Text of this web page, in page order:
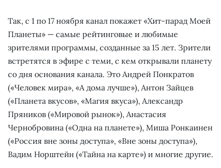
Так, с 1 по 17 ноября канал покажет «Хит-парад Моей
Планеты» — самые рейтинговые и любимые
зрителями программы, созданные за 15 лет. Зрители
встретятся в эфире с теми, с кем открывали планету
со дня основания канала. Это Андрей Понкратов
(«Человек мира», «А дома лучше»), Антон Зайцев
(«Планета вкусов», «Магия вкуса»), Александр
Пряников («Мировой рынок»), Анастасия
Чернобровина («Одна на планете»), Миша Ронкаинен
(«Россия вне зоны доступа», «Вне зоны доступа»),
Вадим Норштейн («Тайна на карте») и многие другие.